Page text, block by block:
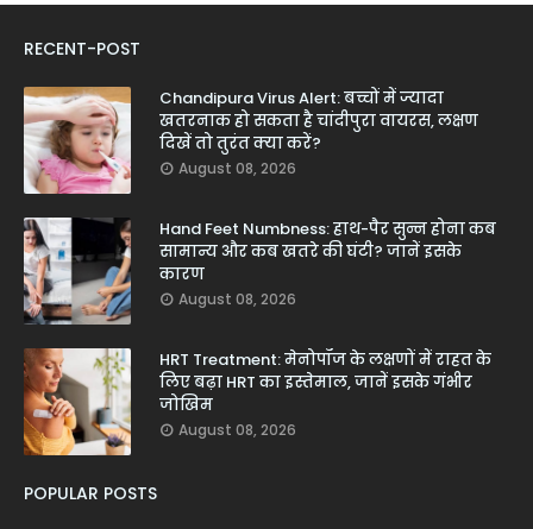
RECENT-POST
Chandipura Virus Alert: बच्चों में ज्यादा
खतरनाक हो सकता है चांदीपुरा वायरस, लक्षण
दिखें तो तुरंत क्या करें?
August 08, 2026
Hand Feet Numbness: हाथ-पैर सुन्न होना कब
सामान्य और कब खतरे की घंटी? जानें इसके
कारण
August 08, 2026
HRT Treatment: मेनोपॉज के लक्षणों में राहत के
लिए बढ़ा HRT का इस्तेमाल, जानें इसके गंभीर
जोखिम
August 08, 2026
POPULAR POSTS